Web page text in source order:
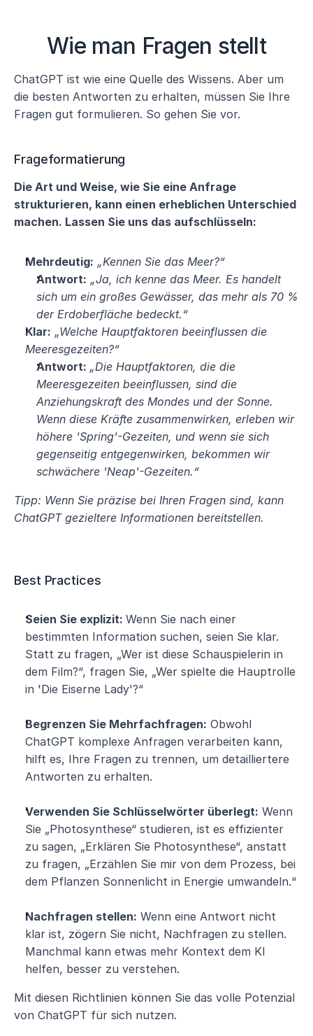
Wie man Fragen stellt
ChatGPT ist wie eine Quelle des Wissens. Aber um
die besten Antworten zu erhalten, müssen Sie Ihre
Fragen gut formulieren. So gehen Sie vor.
Frageformatierung
Die Art und Weise, wie Sie eine Anfrage
strukturieren, kann einen erheblichen Unterschied
machen. Lassen Sie uns das aufschlüsseln:
Mehrdeutig: „Kennen Sie das Meer?“
Antwort: „Ja, ich kenne das Meer. Es handelt
sich um ein großes Gewässer, das mehr als 70 %
der Erdoberfläche bedeckt.“
Klar: „Welche Hauptfaktoren beeinflussen die
Meeresgezeiten?“
Antwort: „Die Hauptfaktoren, die die
Meeresgezeiten beeinflussen, sind die
Anziehungskraft des Mondes und der Sonne.
Wenn diese Kräfte zusammenwirken, erleben wir
höhere 'Spring'-Gezeiten, und wenn sie sich
gegenseitig entgegenwirken, bekommen wir
schwächere 'Neap'-Gezeiten.“
Tipp: Wenn Sie präzise bei Ihren Fragen sind, kann
ChatGPT gezieltere Informationen bereitstellen.
Best Practices
Seien Sie explizit: Wenn Sie nach einer
bestimmten Information suchen, seien Sie klar.
Statt zu fragen, „Wer ist diese Schauspielerin in
dem Film?“, fragen Sie, „Wer spielte die Hauptrolle
in 'Die Eiserne Lady'?“
Begrenzen Sie Mehrfachfragen: Obwohl
ChatGPT komplexe Anfragen verarbeiten kann,
hilft es, Ihre Fragen zu trennen, um detailliertere
Antworten zu erhalten.
Verwenden Sie Schlüsselwörter überlegt: Wenn
Sie „Photosynthese“ studieren, ist es effizienter
zu sagen, „Erklären Sie Photosynthese“, anstatt
zu fragen, „Erzählen Sie mir von dem Prozess, bei
dem Pflanzen Sonnenlicht in Energie umwandeln.“
Nachfragen stellen: Wenn eine Antwort nicht
klar ist, zögern Sie nicht, Nachfragen zu stellen.
Manchmal kann etwas mehr Kontext dem KI
helfen, besser zu verstehen.
Mit diesen Richtlinien können Sie das volle Potenzial
von ChatGPT für sich nutzen.